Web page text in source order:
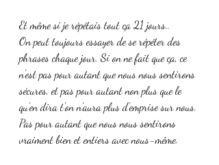
Et même si je répétais tout ça 21 jours..
On peut toujours essayer de se répéter des
phrases chaque jour. Si on ne fait que ça, ce
n'est pas pour autant que nous nous sentirons
sécures, et pas pour autant non plus que le
qu'en dira t'on n'aura plus d'emprise sur nous.
Pas pour autant que nous nous sentirons
vraiment bien et entiers avec nous-même.